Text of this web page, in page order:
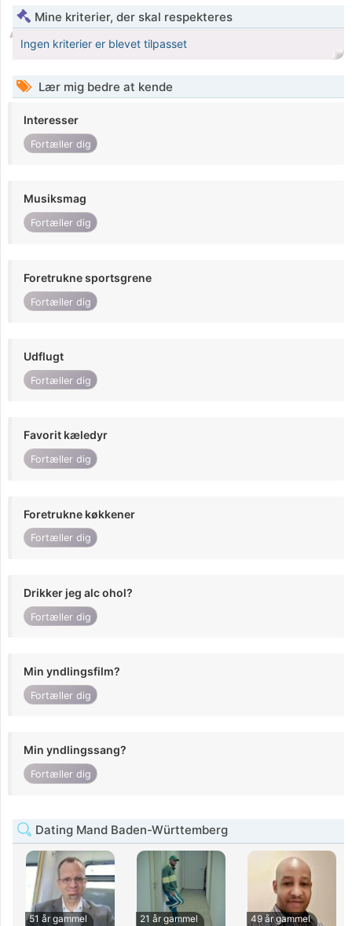
Mine kriterier, der skal respekteres
Ingen kriterier er blevet tilpasset
Lær mig bedre at kende
Interesser
Fortæller dig
Musiksmag
Fortæller dig
Foretrukne sportsgrene
Fortæller dig
Udflugt
Fortæller dig
Favorit kæledyr
Fortæller dig
Foretrukne køkkener
Fortæller dig
Drikker jeg alc ohol?
Fortæller dig
Min yndlingsfilm?
Fortæller dig
Min yndlingssang?
Fortæller dig
Dating Mand Baden-Württemberg
51 år gammel
21 år gammel
49 år gammel